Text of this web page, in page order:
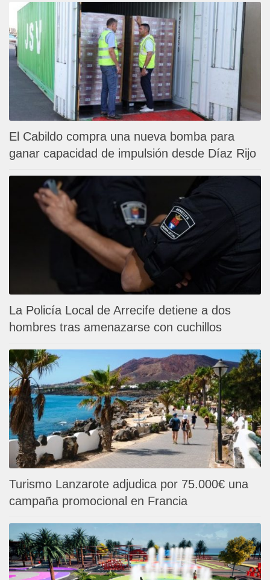
El Cabildo compra una nueva bomba para
ganar capacidad de impulsión desde Díaz Rijo
La Policía Local de Arrecife detiene a dos
hombres tras amenazarse con cuchillos
Turismo Lanzarote adjudica por 75.000€ una
campaña promocional en Francia